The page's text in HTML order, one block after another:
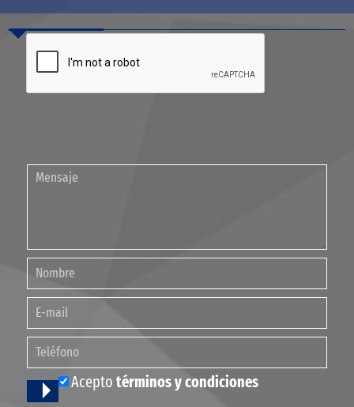
Contáctenos
Aceptotérminos y condiciones